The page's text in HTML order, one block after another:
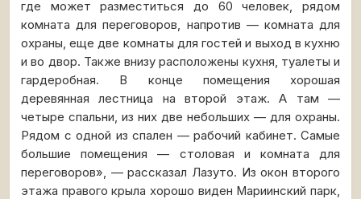
где может разместиться до 60 человек, рядом
комната для переговоров, напротив — комната для
охраны, еще две комнаты для гостей и выход в кухню
и во двор. Также внизу расположены кухня, туалеты и
гардеробная. В конце помещения хорошая
деревянная лестница на второй этаж. А там —
четыре спальни, из них две небольших — для охраны.
Рядом с одной из спален — рабочий кабинет. Самые
большие помещения — столовая и комната для
переговоров», — рассказал Лазуто. Из окон второго
этажа правого крыла хорошо виден Мариинский парк,